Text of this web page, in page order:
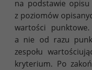
na podstawie opisu
z poziomów
wartości
a nie od razu
zespołu
kryterium. Po